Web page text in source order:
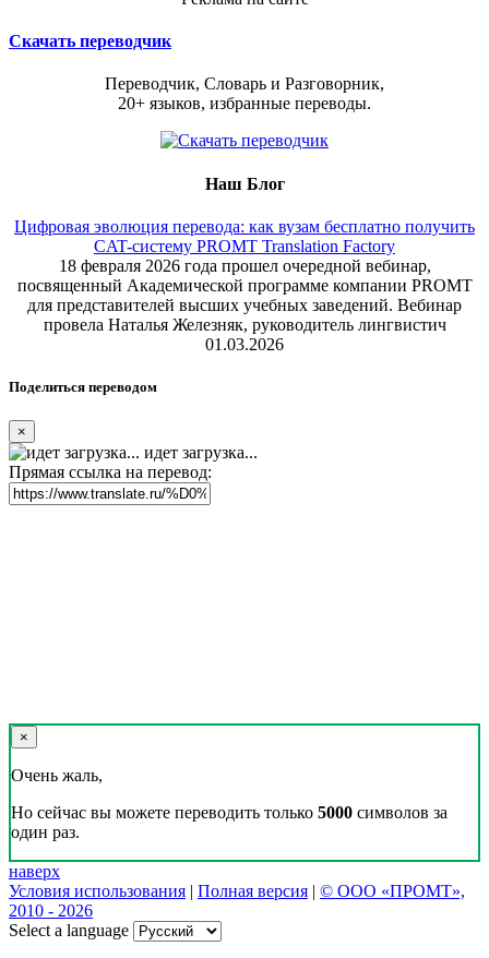
Скачать переводчик
Переводчик, Словарь и Разговорник,
20+ языков, избранные переводы.
Наш Блог
Цифровая эволюция перевода: как вузам бесплатно получить
CAT-систему PROMT Translation Factory
18 февраля 2026 года прошел очередной вебинар,
посвященный Академической программе компании PROMT
для представителей высших учебных заведений. Вебинар
провела Наталья Железняк, руководитель лингвистич
01.03.2026
Поделиться переводом
×
идет загрузка...
Прямая ссылка на перевод:
×
Очень жаль,
Но сейчас вы можете переводить только 5000 символов за
один раз.
наверх
Условия использования | Полная версия | © ООО «ПРОМТ»,
2010 - 2026
Select a language